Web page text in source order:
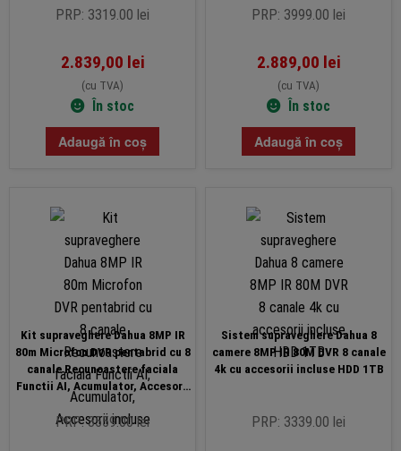
PRP: 3319.00 lei
2.839,00 lei
(cu TVA)
În stoc
Adaugă în coș
PRP: 3999.00 lei
2.889,00 lei
(cu TVA)
În stoc
Adaugă în coș
Kit supraveghere Dahua 8MP IR
80m Microfon DVR pentabrid cu 8
canale Recunoastere faciala
Functii AI, Acumulator, Accesorii
incluse
PRP: 3559.00 lei
Sistem supraveghere Dahua 8
camere 8MP IR 80M DVR 8 canale
4k cu accesorii incluse HDD 1TB
PRP: 3339.00 lei